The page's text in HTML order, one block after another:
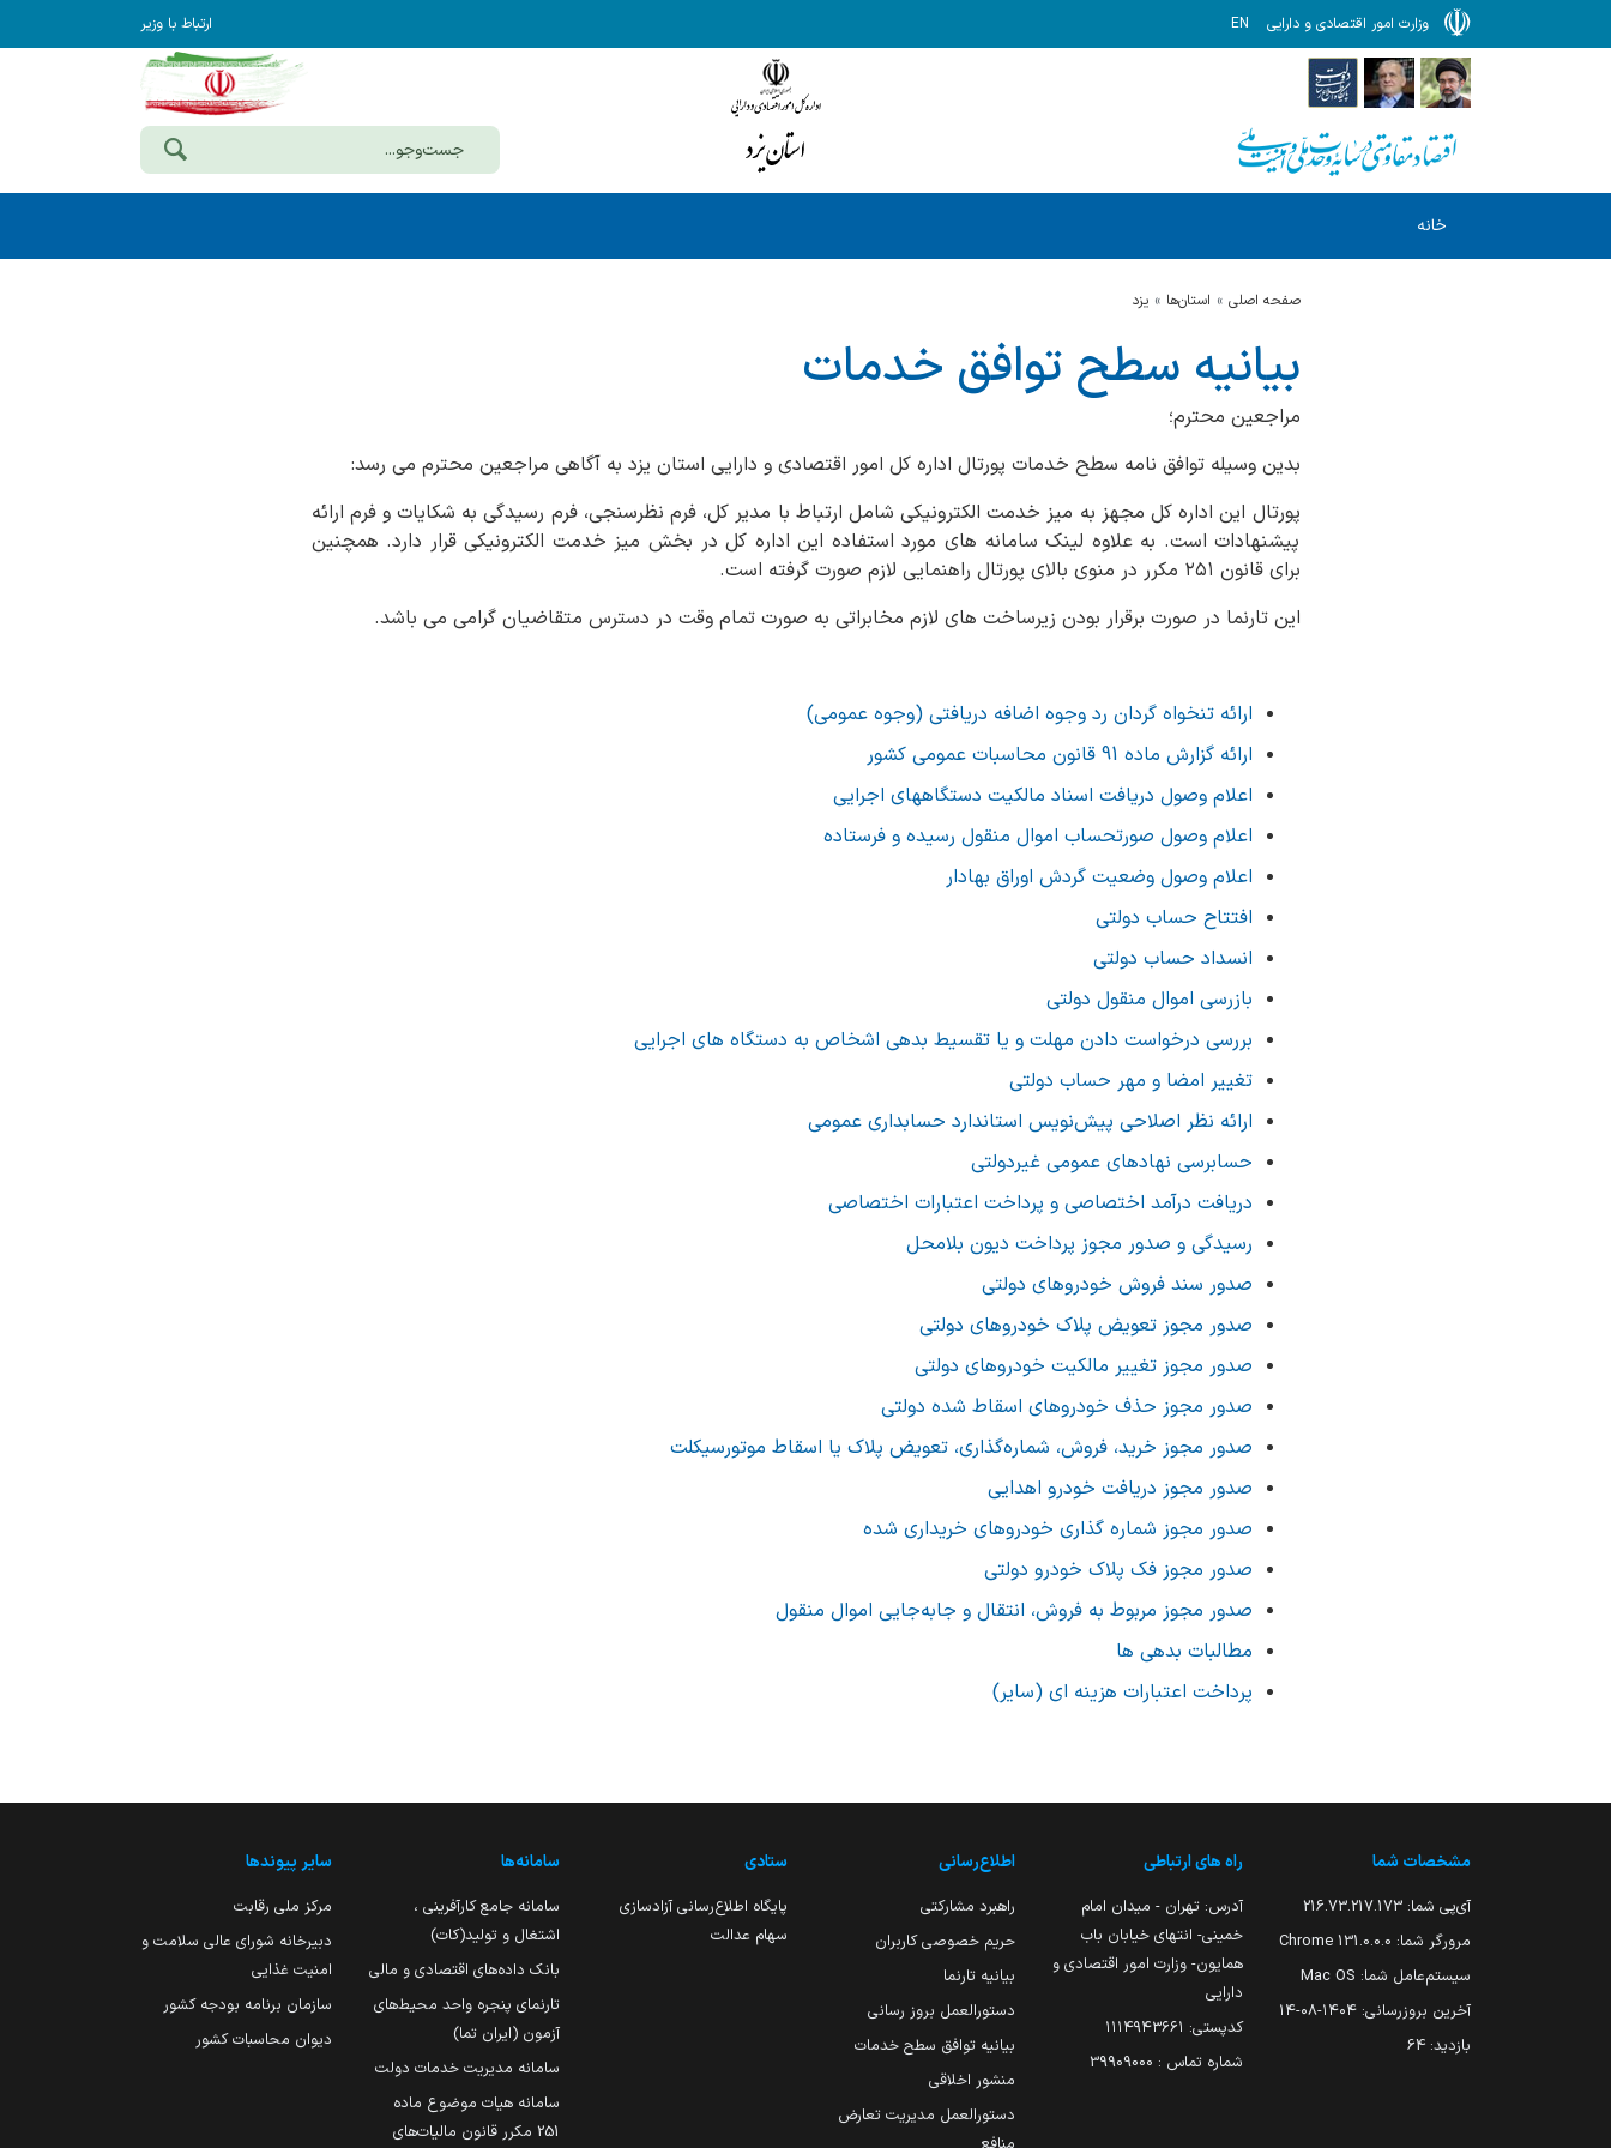
وزارت امور اقتصادی و دارایی EN ارتباط با وزیر
خانه
صفحه اصلی استان‌ها يزد
بیانیه سطح توافق خدمات
مراجعین محترم؛
بدین وسیله توافق نامه سطح خدمات پورتال اداره کل امور اقتصادی و دارایی استان یزد به آگاهی مراجعین محترم می رسد:
پورتال این اداره کل مجهز به میز خدمت الکترونیکی شامل ارتباط با مدیر کل، فرم نظرسنجی، فرم رسیدگی به شکایات و فرم ارائه
پیشنهادات است. به علاوه لینک سامانه های مورد استفاده این اداره کل در بخش میز خدمت الکترونیکی قرار دارد. همچنین
برای قانون ۲۵۱ مکرر در منوی بالای پورتال راهنمایی لازم صورت گرفته است.
این تارنما در صورت برقرار بودن زیرساخت های لازم مخابراتی به صورت تمام وقت در دسترس متقاضیان گرامی می باشد.
ارائه تنخواه گردان رد وجوه اضافه دریافتی (وجوه عمومی)
ارائه گزارش ماده 91 قانون محاسبات عمومی کشور
اعلام وصول دریافت اسناد مالکیت دستگاههای اجرایی
اعلام وصول صورتحساب اموال منقول رسیده و فرستاده
اعلام وصول وضعیت گردش اوراق بهادار
افتتاح حساب دولتی
انسداد حساب دولتی
بازرسی اموال منقول دولتی
بررسی درخواست دادن مهلت و یا تقسیط بدهی اشخاص به دستگاه های اجرایی
تغییر امضا و مهر حساب دولتی
ارائه نظر اصلاحی پیش‌نویس استاندارد حسابداری عمومی
حسابرسی نهادهای عمومی غیردولتی
دریافت درآمد اختصاصی و پرداخت اعتبارات اختصاصی
رسیدگی و صدور مجوز پرداخت دیون بلامحل
صدور سند فروش خودروهای دولتی
صدور مجوز تعویض پلاک خودروهای دولتی
صدور مجوز تغییر مالکیت خودروهای دولتی
صدور مجوز حذف خودروهای اسقاط شده دولتی
صدور مجوز خرید، فروش، شماره‌گذاری، تعویض پلاک یا اسقاط موتورسیکلت
صدور مجوز دریافت خودرو اهدایی
صدور مجوز شماره گذاری خودروهای خریداری شده
صدور مجوز فک پلاک خودرو دولتی
صدور مجوز مربوط به فروش، انتقال و جابه‌جایی اموال منقول
مطالبات بدهی ها
پرداخت اعتبارات هزینه ای (سایر)
مشخصات شما
آی‌پی شما: 216.73.217.173
مرورگر شما: 131.0.0.0 Chrome
سیستم‌عامل شما: Mac OS
آخرین بروزرسانی: ۱۴۰۴-۰۸-۱۴
بازدید: 64
راه های ارتباطی
آدرس: تهران - میدان امام
خمینی- انتهای خیابان باب
همایون- وزارت امور اقتصادی و
دارایی
کدپستی: ۱۱۱۴۹۴۳۶۶۱
شماره تماس : 39909000
اطلاع‌رسانی
راهبرد مشارکتی
حریم خصوصی کاربران
بیانیه تارنما
دستورالعمل بروز رسانی
بیانیه توافق سطح خدمات
منشور اخلاقی
دستورالعمل مدیریت تعارض
ستادی
پایگاه اطلاع‌رسانی آزادسازی
سهام عدالت
سامانه‌ها
سامانه جامع کارآفرینی ،
اشتغال و تولید(کات)
بانک داده‌های اقتصادی و مالی
تارنمای پنجره واحد محیط‌های
آزمون (ایران تما)
سامانه مدیریت خدمات دولت
سامانه هیات موضوع ماده
251 مکرر قانون مالیات‌های
سایر پیوندها
مرکز ملی رقابت
دبیرخانه شورای عالی سلامت و
امنیت غذایی
سازمان برنامه بودجه کشور
دیوان محاسبات کشور